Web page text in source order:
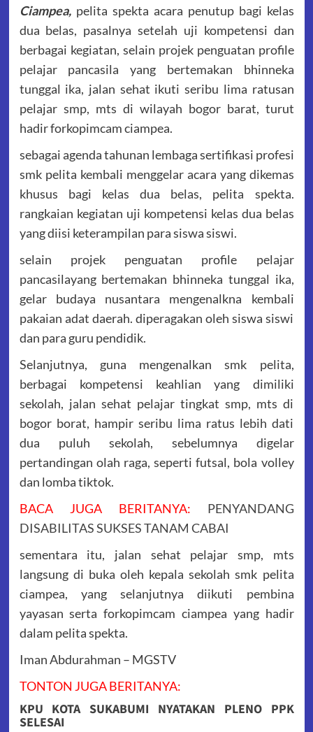
Ciampea, pelita spekta acara penutup bagi kelas
dua belas, pasalnya setelah uji kompetensi dan
berbagai kegiatan, selain projek penguatan profile
pelajar pancasila yang bertemakan bhinneka
tunggal ika, jalan sehat ikuti seribu lima ratusan
pelajar smp, mts di wilayah bogor barat, turut
hadir forkopimcam ciampea.
sebagai agenda tahunan lembaga sertifikasi profesi
smk pelita kembali menggelar acara yang dikemas
khusus bagi kelas dua belas, pelita spekta.
rangkaian kegiatan uji kompetensi kelas dua belas
yang diisi keterampilan para siswa siswi.
selain projek penguatan profile pelajar
pancasilayang bertemakan bhinneka tunggal ika,
gelar budaya nusantara mengenalkna kembali
pakaian adat daerah. diperagakan oleh siswa siswi
dan para guru pendidik.
Selanjutnya, guna mengenalkan smk pelita,
berbagai kompetensi keahlian yang dimiliki
sekolah, jalan sehat pelajar tingkat smp, mts di
bogor borat, hampir seribu lima ratus lebih dati
dua puluh sekolah, sebelumnya digelar
pertandingan olah raga, seperti futsal, bola volley
dan lomba tiktok.
BACA JUGA BERITANYA: PENYANDANG
DISABILITAS SUKSES TANAM CABAI
sementara itu, jalan sehat pelajar smp, mts
langsung di buka oleh kepala sekolah smk pelita
ciampea, yang selanjutnya diikuti pembina
yayasan serta forkopimcam ciampea yang hadir
dalam pelita spekta.
Iman Abdurahman – MGSTV
TONTON JUGA BERITANYA:
KPU KOTA SUKABUMI NYATAKAN PLENO PPK
SELESAI